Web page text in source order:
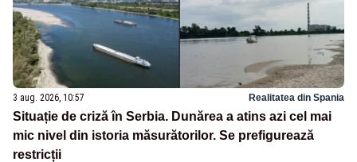
3 aug. 2026, 10:57 Realitatea din Spania
Situație de criză în Serbia. Dunărea a atins azi cel mai
mic nivel din istoria măsurătorilor. Se prefigurează
restricții